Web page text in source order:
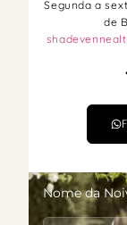
Segunda a
de
Nome da